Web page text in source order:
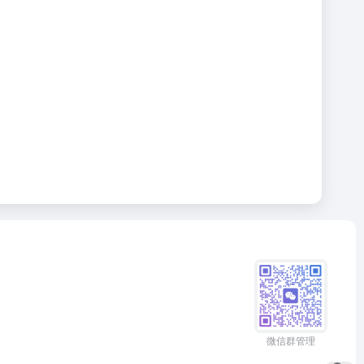
微信群管理